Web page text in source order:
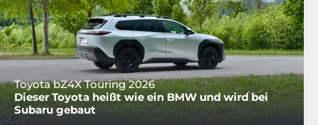
Toyota bZ4X Touring 2026
Dieser Toyota heißt wie ein BMW und wird bei
Subaru gebaut